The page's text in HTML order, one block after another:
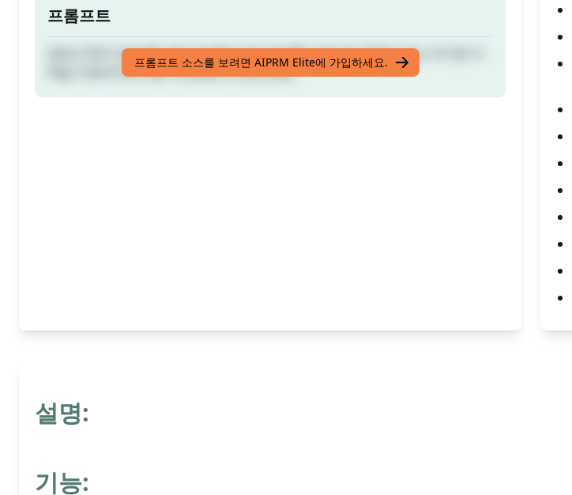
프롬프트
잠재고객의 LinkedIn 정보 및 웹사이트 정보를 기반으로 관련성 있는 차가운 이
메일 아웃리치에 대한 개인화된 첫 문장 생성
프롬프트 소스를 보려면 AIPRM Elite에 가입하세요.
설명:
기능: